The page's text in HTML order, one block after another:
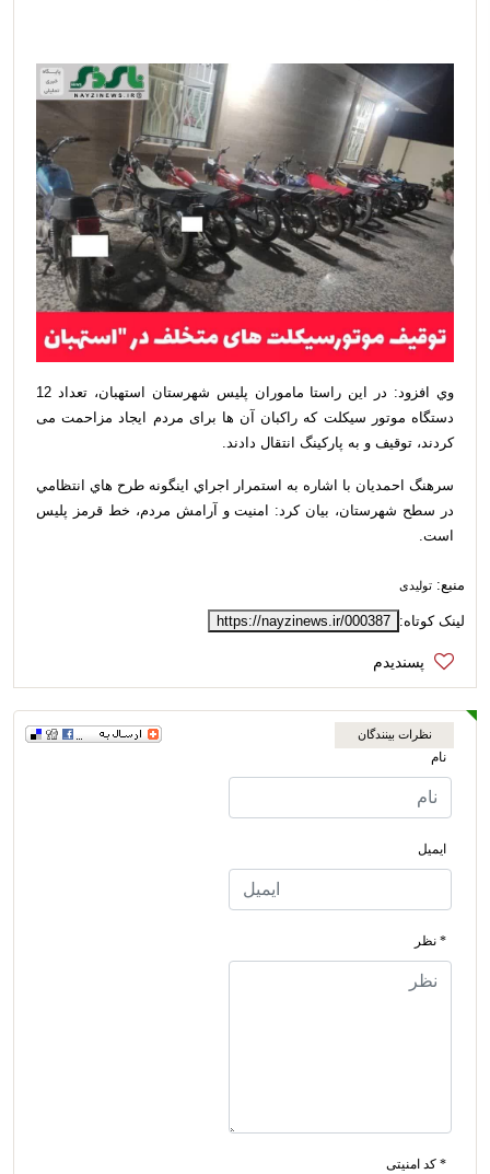
وي افزود: در اين راستا ماموران پليس شهرستان استهبان، تعداد 12
دستگاه موتور سیکلت که راکبان آن ها برای مردم ایجاد مزاحمت می
کردند، توقیف و به پارکینگ انتقال دادند.
سرهنگ احمدیان با اشاره به استمرار اجراي اينگونه طرح هاي انتظامي
در سطح شهرستان، بیان کرد: امنیت و آرامش مردم، خط قرمز پلیس
است.
منبع: تولیدی
لینک کوتاه: https://nayzinews.ir/000387
نظرات بینندگان
نام
ایمیل
* نظر
* کد امنیتی